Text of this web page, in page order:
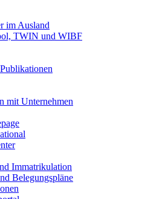
im Ausland
TWIN und WIBF
mit Unternehmen
Immatrikulation
Belegungspläne